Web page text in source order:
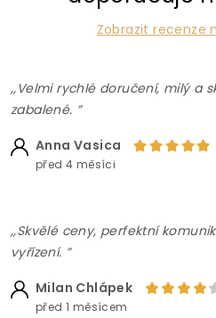
Zobrazit recenze
,,Velmi rychlé doručení, milý a
zabalené. ”
Anna Vasica
před 4 měsíci
,,Skvělé ceny, perfektní
vyřízení. ”
Milan Chlápek
před 1 měsícem